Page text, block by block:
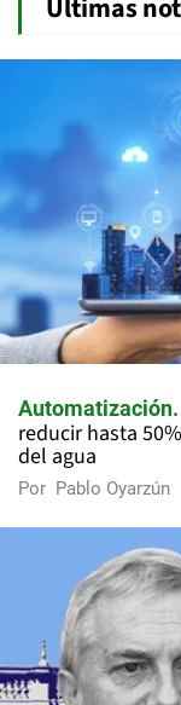
Últimas
Automatización
reducir hasta
del agua
Por Pablo Oyarzún